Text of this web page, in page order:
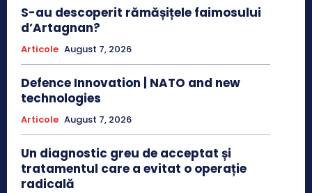
S-au descoperit rămășițele faimosului
d’Artagnan?
Articole August 7, 2026
Defence Innovation | NATO and new
technologies
Articole August 7, 2026
Un diagnostic greu de acceptat și
tratamentul care a evitat o operație
radicală